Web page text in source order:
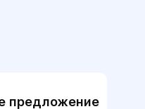
предложение